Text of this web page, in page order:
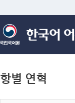
항별 연혁